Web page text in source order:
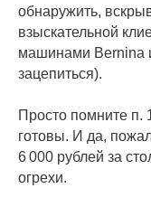
обнаружить,
взыскательной
машинами Bernina
зацепиться).
Просто помните п.
готовы. И да,
6 000 рублей за
огрехи.